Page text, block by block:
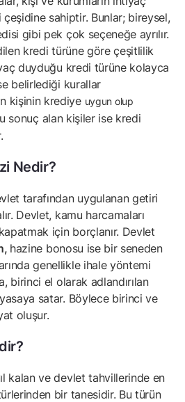
sahiptir. Bunlar; bireysel,
gibi pek çok seçeneğe ayrılır.
kredi türüne göre çeşitlilik
duyduğu kredi türüne kolayca
belirlediği kurallar
kişinin krediye uygun olup
sonuç alan kişiler ise kredi
Nedir?
tarafından uygulanan getiri
Devlet, kamu harcamaları
için borçlanır. Devlet
hazine bonosu ise bir seneden
genellikle ihale yöntemi
birinci el olarak adlandırılan
satar. Böylece birinci ve
oluşur.
kalan ve devlet tahvillerinde en
bir tanesidir. Bu türün